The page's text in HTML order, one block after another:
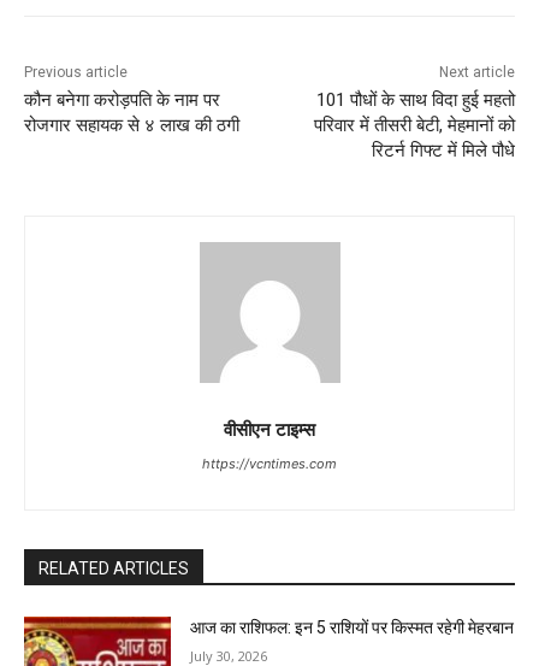
Previous article
कौन बनेगा करोड़पति के नाम पर
रोजगार सहायक से ४ लाख की ठगी
Next article
101 पौधों के साथ विदा हुई महतो
परिवार में तीसरी बेटी, मेहमानों को
रिटर्न गिफ्ट में मिले पौधे
वीसीएन टाइम्स
https://vcntimes.com
RELATED ARTICLES
आज का राशिफल: इन 5 राशियों पर किस्मत रहेगी मेहरबान
July 30, 2026